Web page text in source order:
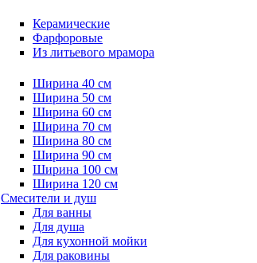
Керамические
Фарфоровые
Из литьевого мрамора
Ширина 40 см
Ширина 50 см
Ширина 60 см
Ширина 70 см
Ширина 80 см
Ширина 90 см
Ширина 100 см
Ширина 120 см
Смесители и душ
Для ванны
Для душа
Для кухонной мойки
Для раковины